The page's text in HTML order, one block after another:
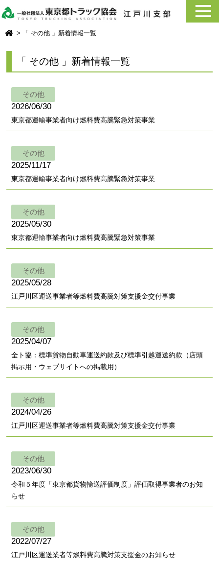
「 その他 」新着情報一覧
「 その他 」新着情報一覧
その他
2026/06/30
東京都運輸事業者向け燃料費高騰緊急対策事業
その他
2025/11/17
東京都運輸事業者向け燃料費高騰緊急対策事業
その他
2025/05/30
東京都運輸事業者向け燃料費高騰緊急対策事業
その他
2025/05/28
江戸川区運送事業者等燃料費高騰対策支援金交付事業
その他
2025/04/07
全ト協：標準貨物自動車運送約款及び標準引越運送約款（店頭
掲示用・ウェブサイトへの掲載用）
その他
2024/04/26
江戸川区運送事業者等燃料費高騰対策支援金交付事業
その他
2023/06/30
令和５年度「東京都貨物輸送評価制度」評価取得事業者のお知
らせ
その他
2022/07/27
江戸川区運送業者等燃料費高騰対策支援金のお知らせ